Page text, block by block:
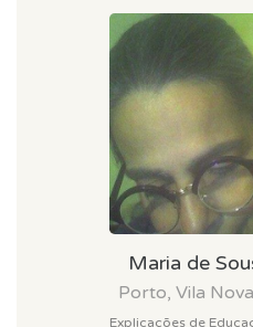
Maria de
Porto, Vila
Explicações de